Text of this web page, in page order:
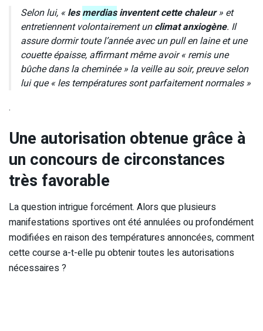
Selon lui, «lesmerdiasinventent cette chaleur» et
entretiennent volontairement unclimat anxiogène. Il
assure dormir toute l’année avec un pull en laine et une
couette épaisse, affirmant même avoir « remis une
bûche dans la cheminée » la veille au soir, preuve selon
lui que « les températures sont parfaitement normales »
.
Une autorisation obtenue grâce à
un concours de circonstances
très favorable
La question intrigue forcément. Alors que plusieurs
manifestations sportives ont été annulées ou profondément
modifiées en raison des températures annoncées, comment
cette course a-t-elle pu obtenir toutes les autorisations
nécessaires ?